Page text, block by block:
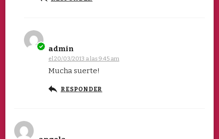
admin
el 20/03/2013 a las 9:45 am
Mucha suerte!
RESPONDER